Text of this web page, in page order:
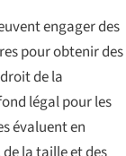
engager des
pour obtenir des
de la
légal pour les
évaluent en